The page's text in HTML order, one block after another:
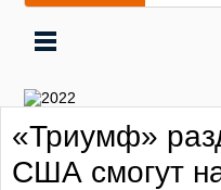
«Триумф»
США смогут